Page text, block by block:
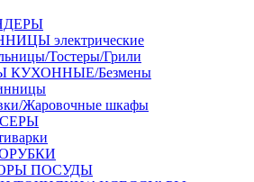
электрические
Тостеры/Грили
КУХОННЫЕ/Безмены
Жаровочные шкафы
ПОСУДЫ